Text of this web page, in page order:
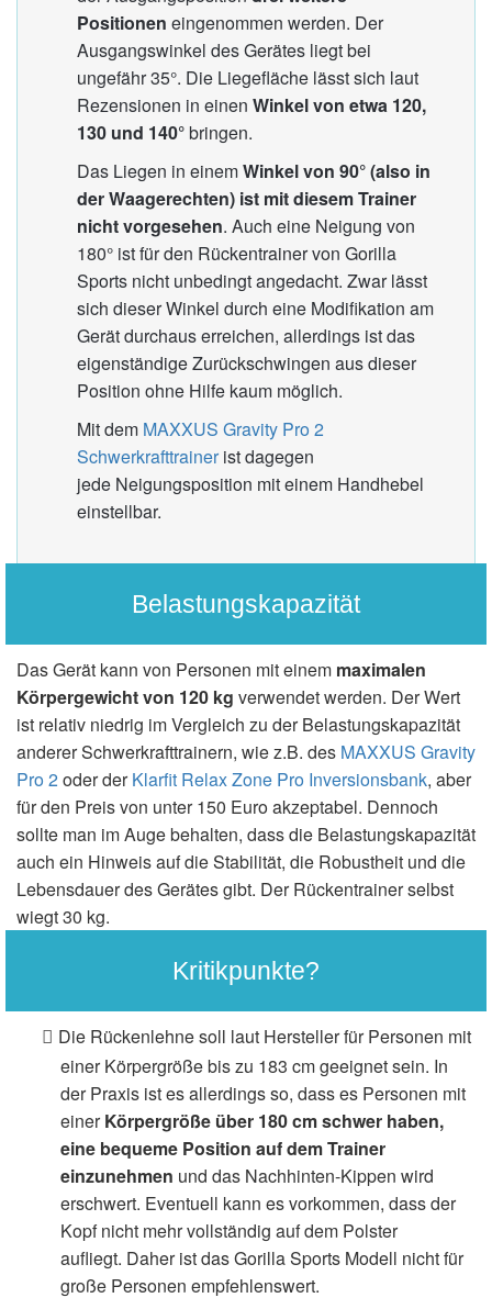
Positionen eingenommen werden. Der
Ausgangswinkel des Gerätes liegt bei
ungefähr 35°. Die Liegefläche lässt sich laut
Rezensionen in einen Winkel von etwa 120,
130 und 140°bringen.
Das Liegen in einemWinkel von 90° (also in
der Waagerechten) ist mit diesem Trainer
nicht vorgesehen. Auch eine Neigung von
180° ist für den Rückentrainer von Gorilla
Sports nicht unbedingt angedacht. Zwar lässt
sich dieser Winkel durch eine Modifikation am
Gerät durchaus erreichen, allerdings ist das
eigenständige Zurückschwingen aus dieser
Position ohne Hilfe kaum möglich.
Mit dem MAXXUS Gravity Pro 2
Schwerkrafttrainerist dagegen
jede Neigungsposition mit einem Handhebel
einstellbar.
Belastungskapazität
Das Gerät kann von Personen mit einem maximalen
Körpergewicht von 120 kg verwendet werden. Der Wert
ist relativ niedrig im Vergleich zu der Belastungskapazität
anderer Schwerkrafttrainern, wie z.B. des MAXXUS Gravity
Pro 2oder derKlarfit Relax Zone Pro Inversionsbank, aber
für den Preis von unter 150 Euro akzeptabel. Dennoch
sollte man im Auge behalten, dass die Belastungskapazität
auch ein Hinweis auf die Stabilität, die Robustheit und die
Lebensdauer des Gerätes gibt. Der Rückentrainer selbst
wiegt 30 kg.
Kritikpunkte?
Die Rückenlehne soll laut Hersteller für Personen mit
einer Körpergröße bis zu 183 cm geeignet sein. In
der Praxis ist es allerdings so, dass es Personen mit
einerKörpergröße über 180 cm schwer haben,
eine bequeme Position auf dem Trainer
einzunehmen und das Nachhinten-Kippen wird
erschwert. Eventuell kann es vorkommen, dass der
Kopf nicht mehr vollständig auf dem Polster
aufliegt. Daher ist das Gorilla Sports Modell nicht für
große Personen empfehlenswert.